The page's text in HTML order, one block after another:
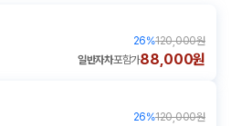
26%120,000원
일반자차포함가88,000원
26%120,000원